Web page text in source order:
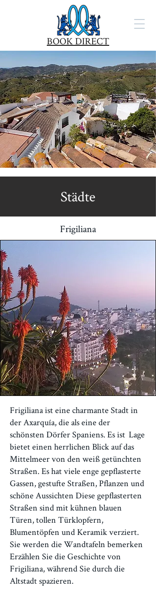
BOOK DIRECT
Städte
Frigiliana
Frigiliana ist eine charmante Stadt in
der Axarquía, die als eine der
schönsten Dörfer Spaniens. Es ist Lage
bietet einen herrlichen Blick auf das
Mittelmeer von den weiß getünchten
Straßen. Es hat viele enge gepflasterte
Gassen, gestufte Straßen, Pflanzen und
schöne Aussichten Diese gepflasterten
Straßen sind mit kühnen blauen
Türen, tollen Türklopfern,
Blumentöpfen und Keramik verziert.
Sie werden die Wandtafeln bemerken
Erzählen Sie die Geschichte von
Frigiliana, während Sie durch die
Altstadt spazieren.